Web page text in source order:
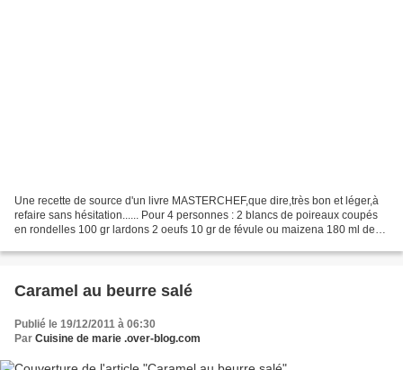
Une recette de source d'un livre MASTERCHEF,que dire,très bon et léger,à
refaire sans hésitation...... Pour 4 personnes : 2 blancs de poireaux coupés
en rondelles 100 gr lardons 2 oeufs 10 gr de févule ou maizena 180 ml de
Caramel au beurre salé
Publié le 19/12/2011 à 06:30
Par Cuisine de marie .over-blog.com